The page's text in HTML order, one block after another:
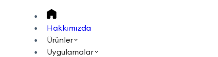
Hakkımızda
Ürünler
Uygulamalar